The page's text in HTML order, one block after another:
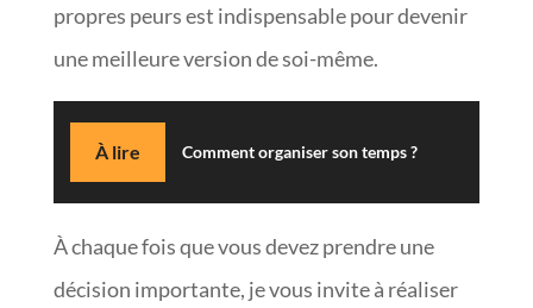
propres peurs est indispensable pour devenir
une meilleure version de soi-même.
À lire Comment organiser son temps ?
À chaque fois que vous devez prendre une
décision importante, je vous invite à réaliser